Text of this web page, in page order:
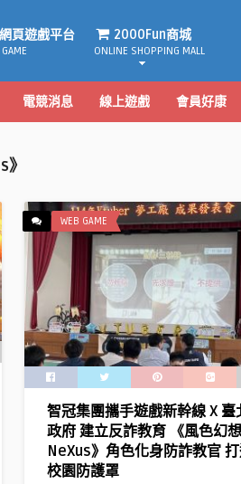
網頁遊戲平台 2000Fun商城
ONLINE SHOPPING MALL
電競消息 線上遊戲 會員好康
WEB GAME
智冠集團攜手遊戲新幹線 X 臺
政府 建立反詐教育 《風色幻想
NeXus》角色化身防詐教官
校園防護罩